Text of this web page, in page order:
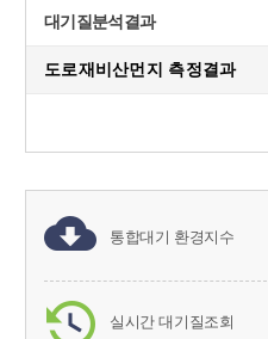
대기질분석결과
도로재비산먼지 측정결과
통합대기 환경지수
실시간 대기질조회